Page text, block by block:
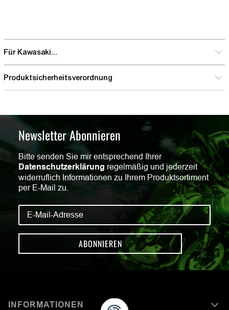
Für Kawasaki...
Produktsicherheitsverordnung
Newsletter Abonnieren
Bitte senden Sie mir entsprechend Ihrer
Datenschutzerklärung regelmäßig und jederzeit
widerruflich Informationen zu Ihrem Produktsortiment
per E-Mail zu.
ABONNIEREN
INFORMATIONEN